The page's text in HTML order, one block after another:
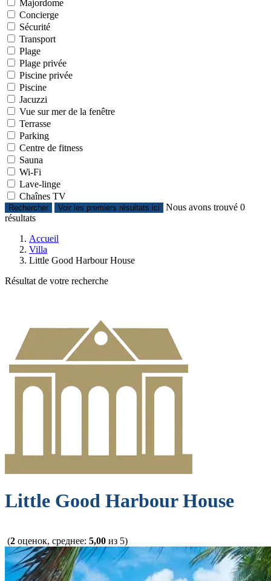
Majordome
Concierge
Sécurité
Transport
Plage
Plage privée
Piscine privée
Piscine
Jacuzzi
Vue sur mer de la fenêtre
Terrasse
Parking
Centre de fitness
Sauna
Wi-Fi
Lave-linge
Chaînes TV
Rechercher Voir les premiers résultats ici Nous avons trouvé 0
résultats
Accueil
Villa
Little Good Harbour House
Résultat de votre recherche
Little Good Harbour House
(2 оценок, среднее: 5,00 из 5)